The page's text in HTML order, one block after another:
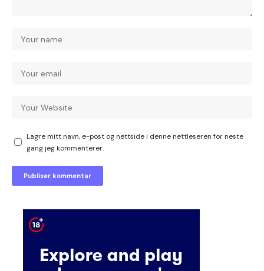
Lagre mitt navn, e-post og nettside i denne nettleseren for neste
gang jeg kommenterer.